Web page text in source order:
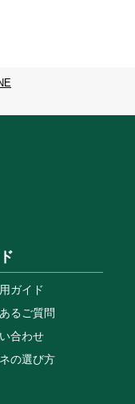
ガイド
るご質問
合わせ
の選び方